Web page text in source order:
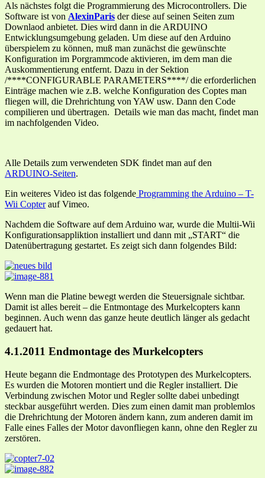
Als nächstes folgt die Programmierung des Microcontrollers. Die
Software ist von AlexinParis der diese auf seinen Seiten zum
Downlaod anbietet. Dies wird dann in die ARDUINO
Entwicklungsumgebung geladen. Um diese auf den Arduino
überspielem zu können, muß man zunächst die gewünschte
Konfiguration im Porgrammcode aktivieren, im dem man die
Auskommentierung entfernt. Dazu in der Sektion
/****CONFIGURABLE PARAMETERS****/ die erforderlichen
Einträge machen wie z.B. welche Konfiguration des Coptes man
fliegen will, die Drehrichtung von YAW usw. Dann den Code
compilieren und übertragen. Details wie man das macht, findet man
im nachfolgenden Video.
Alle Details zum verwendeten SDK findet man auf den
ARDUINO-Seiten.
Ein weiteres Video ist das folgende Programming the Arduino – T-
Wii Copterauf Vimeo.
Nachdem die Software auf dem Arduino war, wurde die Multii-Wii
Konfigurationsappliktion installiert und dann mit „START“ die
Datenübertragung gestartet. Es zeigt sich dann folgendes Bild:
Wenn man die Platine bewegt werden die Steuersignale sichtbar.
Damit ist alles bereit – die Entmontage des Murkelcopters kann
beginnen. Auch wenn das ganze heute deutlich länger als gedacht
gedauert hat.
4.1.2011 Endmontage des Murkelcopters
Heute begann die Endmontage des Prototypen des Murkelcopters.
Es wurden die Motoren montiert und die Regler installiert. Die
Verbindung zwischen Motor und Regler sollte dabei unbedingt
steckbar ausgeführt werden. Dies zum einen damit man problemlos
die Drehrichtung der Motoren ändern kann, zum anderen damit im
Falle eines Falles der Motor davonfliegen kann, ohne den Regler zu
zerstören.